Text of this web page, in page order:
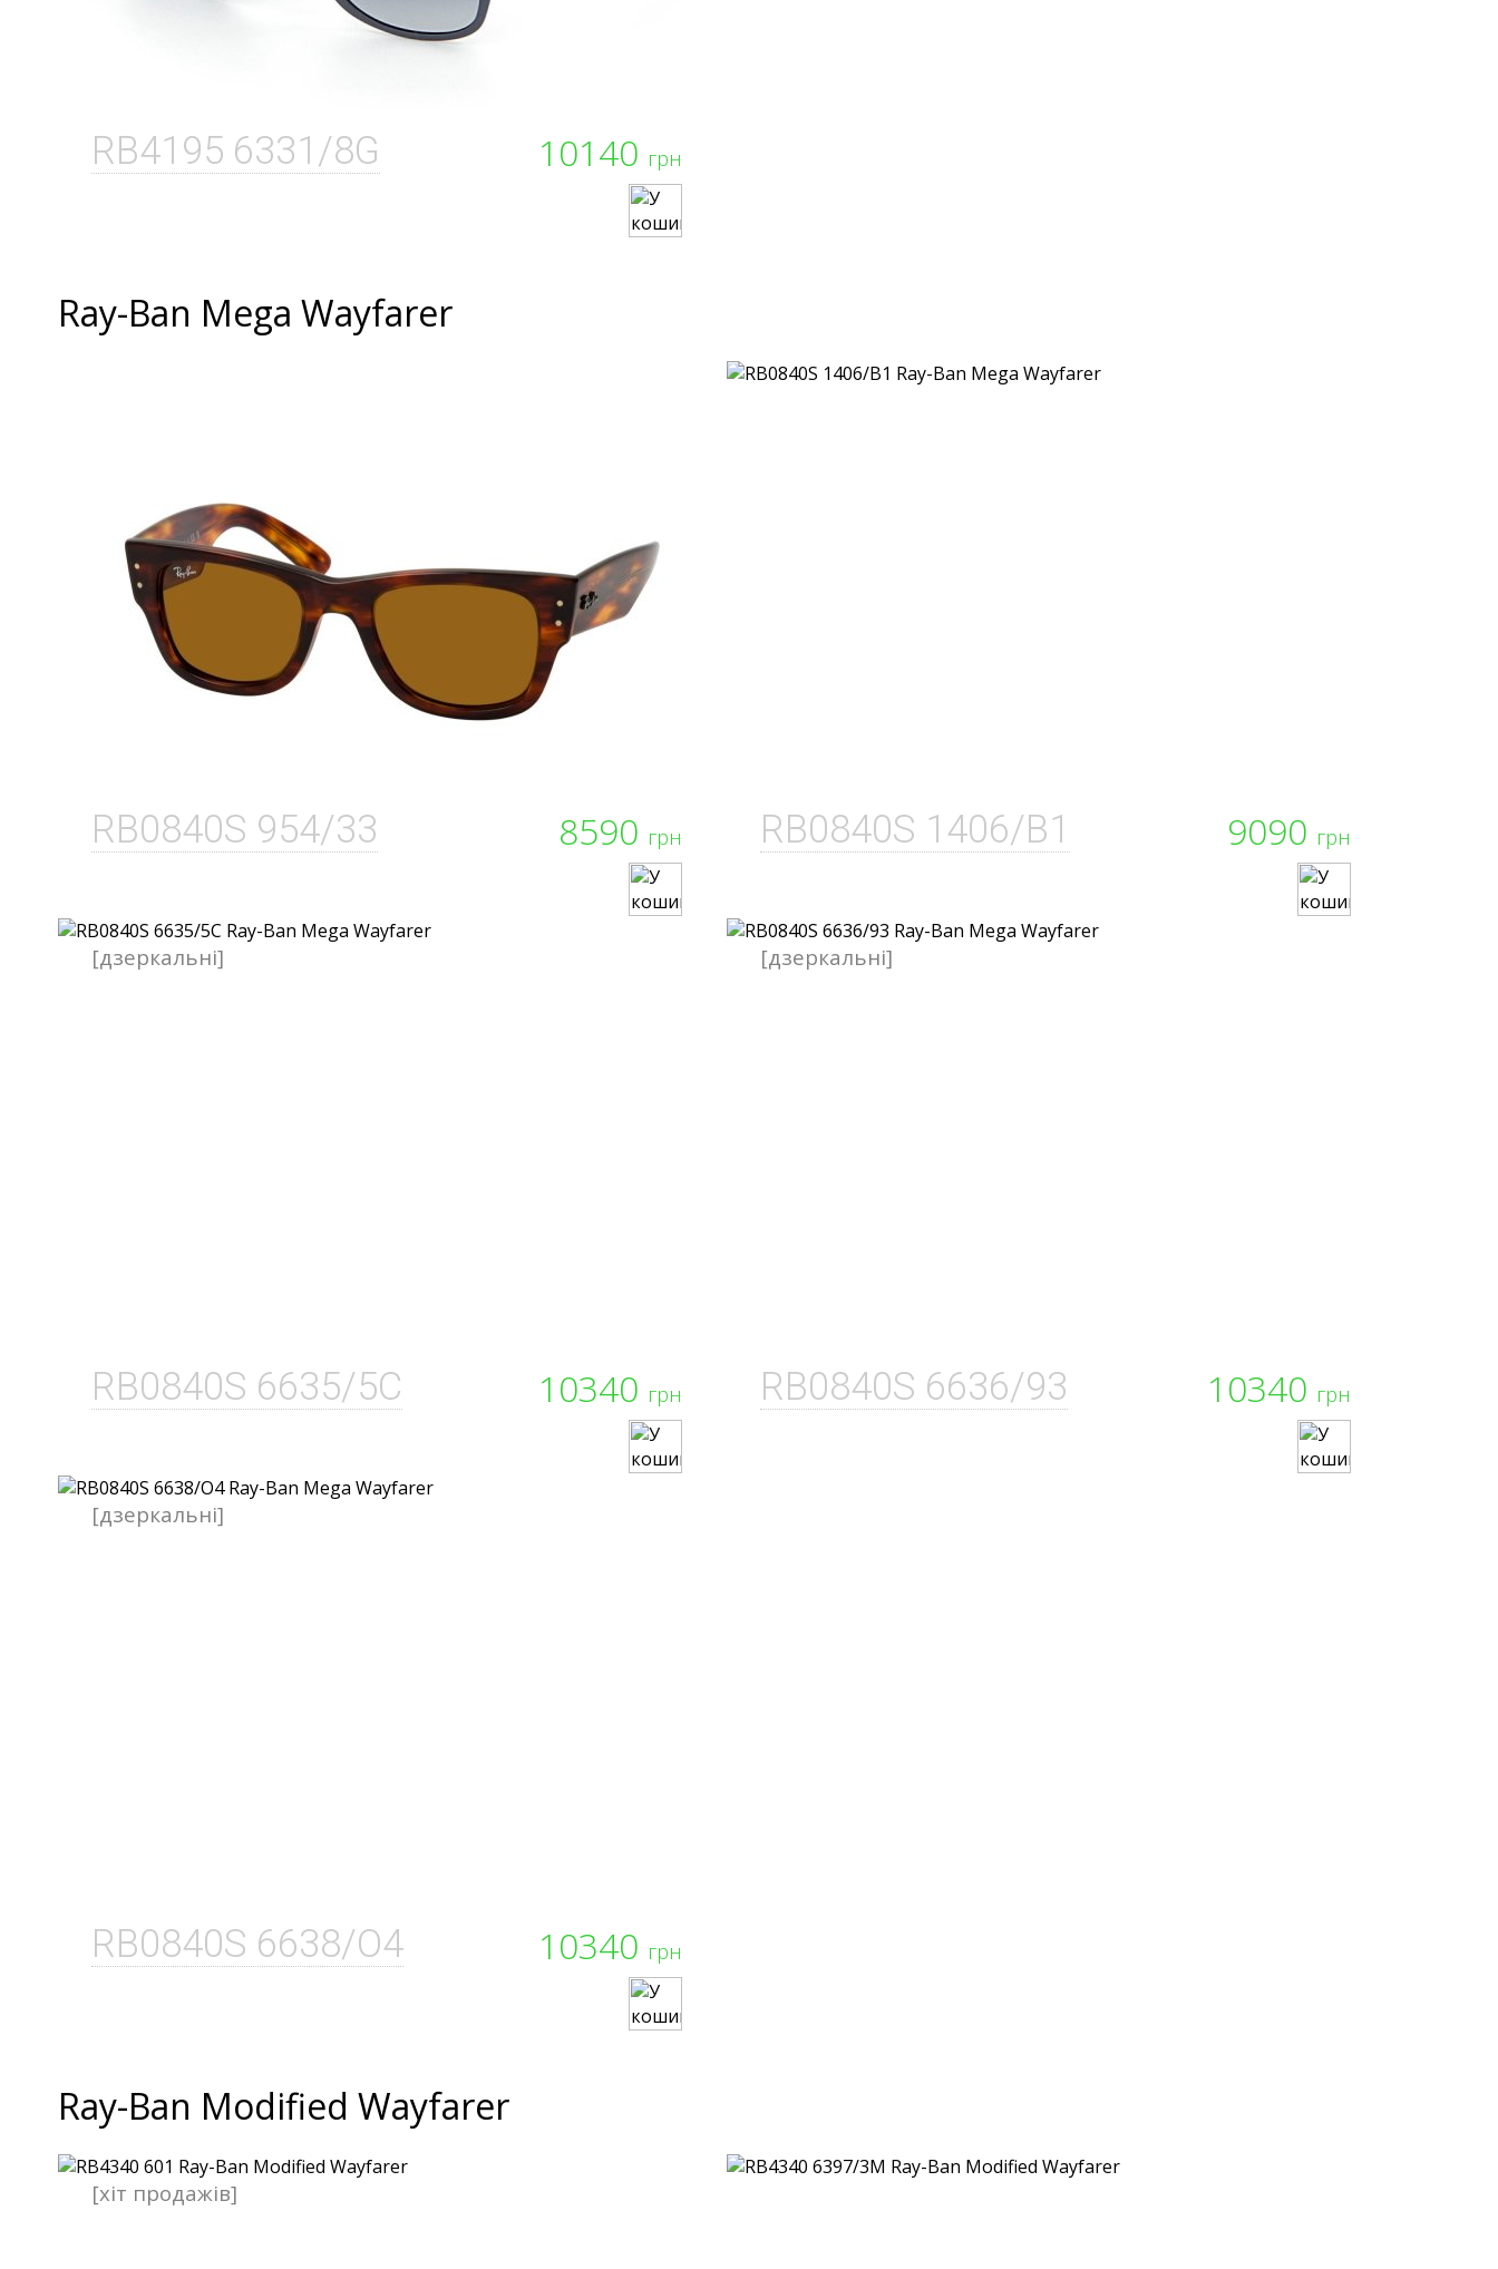
10140 грн
RB4195 6331/8G
Ray-Ban Mega Wayfarer
8590 грн
RB0840S 954/33 9090 грн
RB0840S 1406/B1
10340 грн
RB0840S 6635/5C
[дзеркальні]
10340 грн
RB0840S 6636/93
[дзеркальні]
10340 грн
RB0840S 6638/O4
[дзеркальні]
Ray-Ban Modified Wayfarer
[хіт продажів]